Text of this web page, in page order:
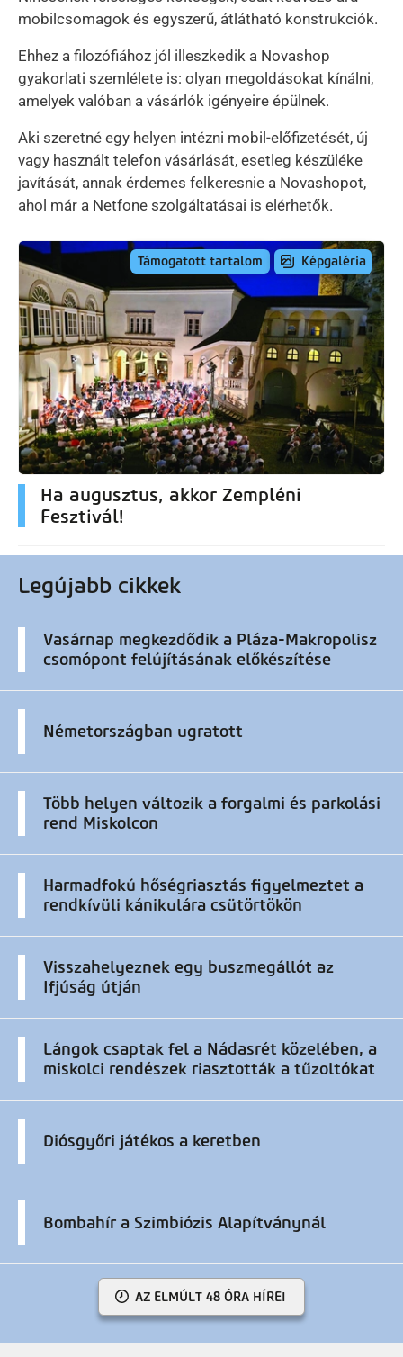
mobilcsomagok és egyszerű, átlátható konstrukciók.
Ehhez a filozófiához jól illeszkedik a Novashop
gyakorlati szemlélete is: olyan megoldásokat kínálni,
amelyek valóban a vásárlók igényeire épülnek.
Aki szeretné egy helyen intézni mobil-előfizetését, új
vagy használt telefon vásárlását, esetleg készüléke
javítását, annak érdemes felkeresnie a Novashopot,
ahol már a Netfone szolgáltatásai is elérhetők.
Támogatott tartalom Képgaléria
Ha augusztus, akkor Zempléni
Fesztivál!
Legújabb cikkek
Vasárnap megkezdődik a Pláza-Makropolisz
csomópont felújításának előkészítése
Németországban ugratott
Több helyen változik a forgalmi és parkolási
rend Miskolcon
Harmadfokú hőségriasztás figyelmeztet a
rendkívüli kánikulára csütörtökön
Visszahelyeznek egy buszmegállót az
Ifjúság útján
Lángok csaptak fel a Nádasrét közelében, a
miskolci rendészek riasztották a tűzoltókat
Diósgyőri játékos a keretben
Bombahír a Szimbiózis Alapítványnál
AZ ELMÚLT 48 ÓRA HÍREI